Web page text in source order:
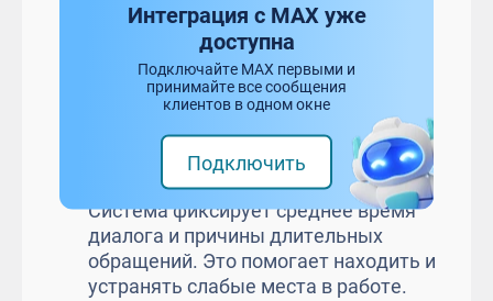
Эффективность каналов.
Команда следит за результатами
работы ввеб-чате,приложении
TelegramиWhatsApp.
Производительность операторов.
Система фиксирует среднее время
диалога и причины длительных
обращений. Это помогает находить и
устранять слабые места в работе.
Интеграция с MAX уже
доступна
Подключайте MAX первыми и
принимайте все сообщения
клиентов в одном окне
Подключить